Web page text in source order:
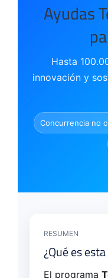
Ayudas
Hasta
innovación y
Concurrencia no
RESUMEN
¿Qué es
El programa